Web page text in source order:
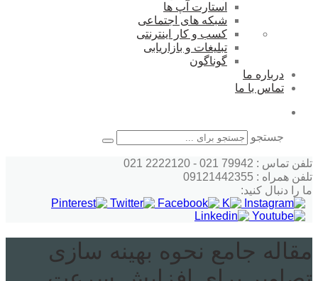
استارت آپ ها
شبکه های اجتماعی
کسب و کار اینترنتی
تبلیغات و بازاریابی
گوناگون
درباره ما
تماس با ما
جستجو
تلفن تماس : 79942 021 - 2222120 021
تلفن همراه : 09121442355
ما را دنبال کنید:
مقاله جامع نحوه بهینه سازی